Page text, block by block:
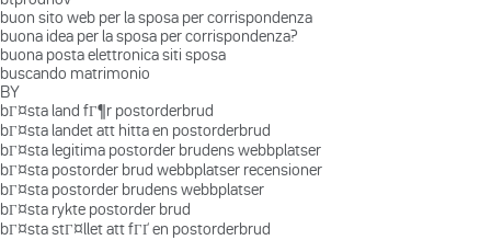
buon sito web per la sposa per corrispondenza
buona idea per la sposa per corrispondenza?
buona posta elettronica siti sposa
buscando matrimonio
BY
bГ¤sta land fГ¶r postorderbrud
bГ¤sta landet att hitta en postorderbrud
bГ¤sta legitima postorder brudens webbplatser
bГ¤sta postorder brud webbplatser recensioner
bГ¤sta postorder brudens webbplatser
bГ¤sta rykte postorder brud
bГ¤sta stГ¤llet att fГҐ en postorderbrud